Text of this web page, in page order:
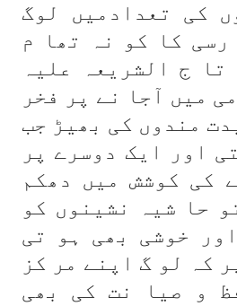
کی تعدادمیں لوگ
رسی کا کو نہ تھا م
تا ج الشریعہ علیہ
میں آجا نے پر فخر
مندوں کی بھیڑ جب
اور ایک دوسرے پر
کی کوشش میں دھکم
حا شیہ نشینوں کو
خوشی بھی ہو تی
کہ لو گ اپنے مر کز
و صیا نت کی بھی